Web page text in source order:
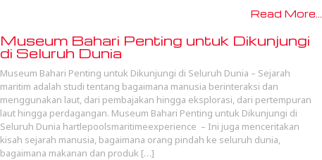
Read More...
Museum Bahari Penting untuk Dikunjungi
di Seluruh Dunia
Museum Bahari Penting untuk Dikunjungi di Seluruh Dunia – Sejarah
maritim adalah studi tentang bagaimana manusia berinteraksi dan
menggunakan laut, dari pembajakan hingga eksplorasi, dari pertempuran
laut hingga perdagangan. Museum Bahari Penting untuk Dikunjungi di
Seluruh Dunia hartlepoolsmaritimeexperience – Ini juga menceritakan
kisah sejarah manusia, bagaimana orang pindah ke seluruh dunia,
bagaimana makanan dan produk […]